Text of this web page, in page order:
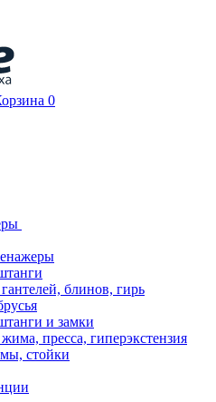
0
блинов, гирь
и замки
пресса, гиперэкстензия
стойки